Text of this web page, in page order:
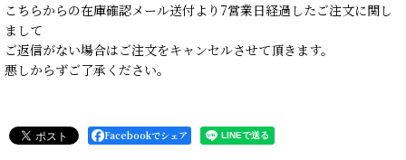
こちらからの在庫確認メール送付より7営業日経過したご注文に関し
まして
ご返信がない場合はご注文をキャンセルさせて頂きます。
悪しからずご了承ください。
Facebookでシェア